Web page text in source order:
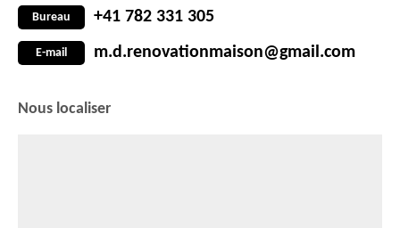
Bureau +41 782 331 305
E-mail m.d.renovationmaison@gmail.com
Nous localiser